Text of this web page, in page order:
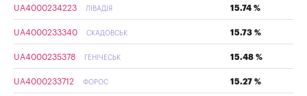
UA4000234223 ЛІВАДІЯ 15.74 %
UA4000233340 СКАДОВСЬК 15.73 %
UA4000235378 ГЕНІЧЕСЬК 15.48 %
UA4000233712 ФОРОС 15.27 %